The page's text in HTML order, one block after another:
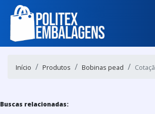
Início Produtos Bobinas pead
Buscas relacionadas: